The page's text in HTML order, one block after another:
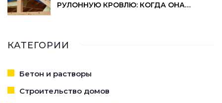
РУЛОННУЮ КРОВЛЮ: КОГДА ОНА
КАТЕГОРИИ
Бетон и растворы
Строительство домов